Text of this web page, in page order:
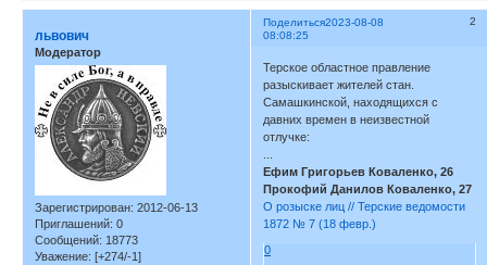
Поделиться 2
2023-08-08
08:08:25
львович
Модератор
Зарегистрирован: 2012-06-13
Приглашений: 0
Сообщений: 18773
Уважение: [+274/-1]
Терское областное правление
разыскивает жителей стан.
Самашкинской, находящихся с
давних времен в неизвестной
отлучке:
Ефим Григорьев Коваленко, 26
Прокофий Данилов Коваленко, 27
О розыске лиц // Терские ведомости
1872 № 7 (18 февр.)
0